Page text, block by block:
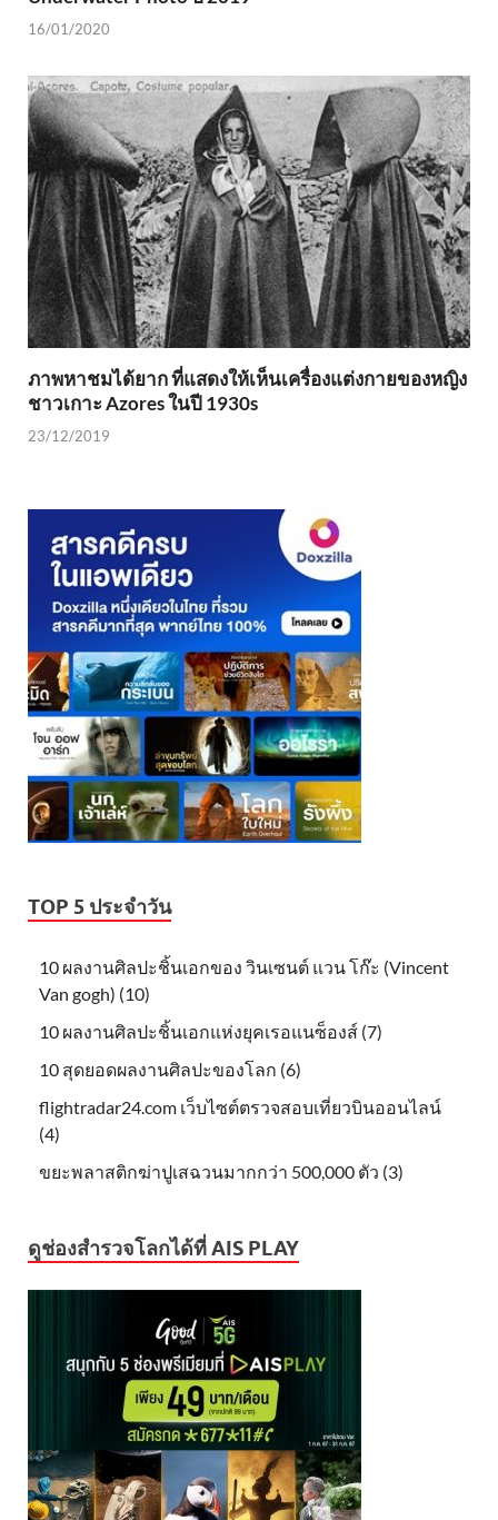
16/01/2020
ภาพหาชมได้ยาก ที่แสดงให้เห็นเครื่องแต่งกายของหญิง
ชาวเกาะ Azores ในปี 1930s
23/12/2019
TOP 5 ประจำวัน
10 ผลงานศิลปะชิ้นเอกของ วินเซนต์ แวน โก๊ะ (Vincent
Van gogh) (10)
10 ผลงานศิลปะชิ้นเอกแห่งยุคเรอแนซ็องส์ (7)
10 สุดยอดผลงานศิลปะของโลก (6)
flightradar24.com เว็บไซต์ตรวจสอบเที่ยวบินออนไลน์
(4)
ขยะพลาสติกฆ่าปูเสฉวนมากกว่า 500,000 ตัว (3)
ดูช่องสำรวจโลกได้ที่ AIS PLAY